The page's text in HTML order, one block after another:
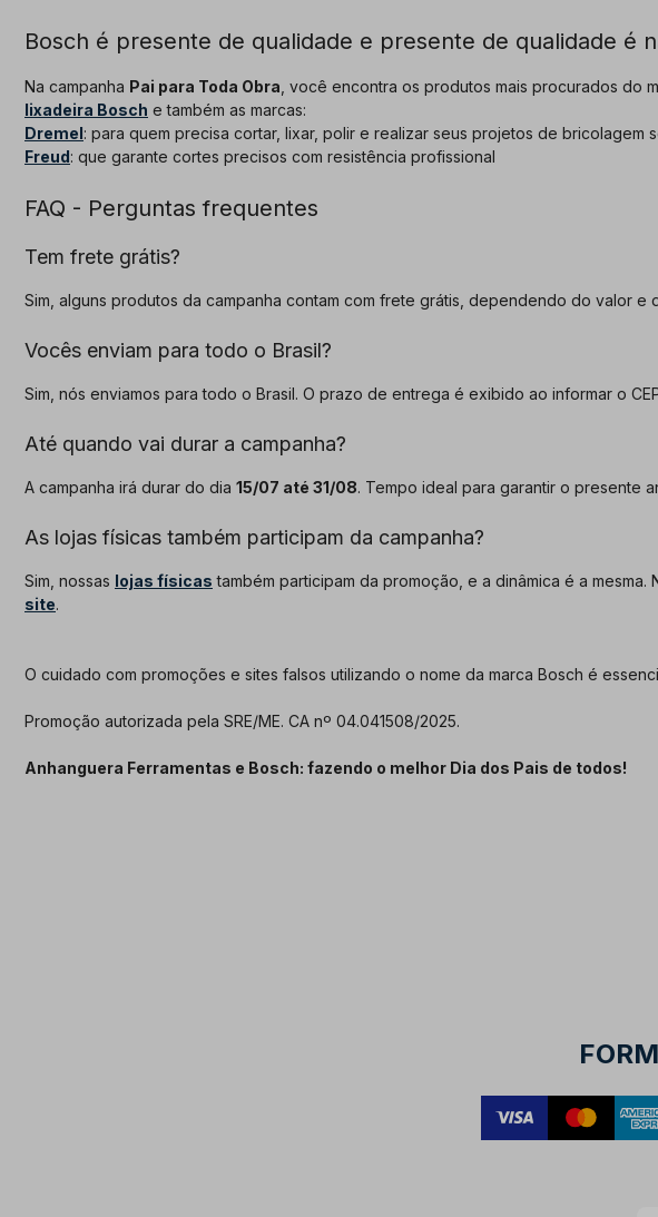
Bosch é presente de qualidade e presente de qualidade é
Na campanha Pai para Toda Obra , você encontra os produtos mais procurados do
lixadeira Bosch e também as marcas:
Dremel: para quem precisa cortar, lixar, polir e realizar seus projetos de bricolagem
Freud: que garante cortes precisos com resistência profissional
FAQ - Perguntas frequentes
Tem frete grátis?
Sim, alguns produtos da campanha contam com frete grátis, dependendo do valor e
Vocês enviam para todo o Brasil?
Sim, nós enviamos para todo o Brasil. O prazo de entrega é exibido ao informar o
Até quando vai durar a campanha?
A campanha irá durar do dia 15/07 até 31/08. Tempo ideal para garantir o presente
As lojas físicas também participam da campanha?
Sim, nossas lojas físicas também participam da promoção, e a dinâmica é a
site.
O cuidado com promoções e sites falsos utilizando o nome da marca Bosch é
Promoção autorizada pela SRE/ME. CA nº 04.041508/2025.
Anhanguera Ferramentas e Bosch: fazendo o melhor Dia dos Pais de todos!